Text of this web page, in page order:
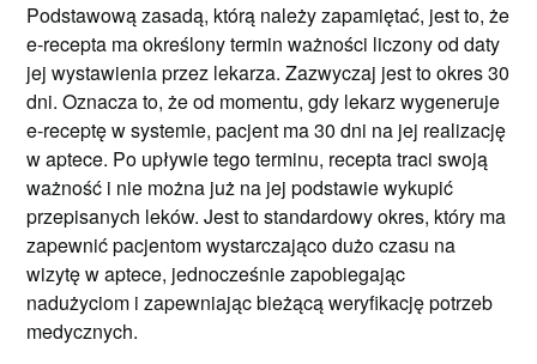
Podstawową zasadą, którą należy zapamiętać, jest to, że
e-recepta ma określony termin ważności liczony od daty
jej wystawienia przez lekarza. Zazwyczaj jest to okres 30
dni. Oznacza to, że od momentu, gdy lekarz wygeneruje
e-receptę w systemie, pacjent ma 30 dni na jej realizację
w aptece. Po upływie tego terminu, recepta traci swoją
ważność i nie można już na jej podstawie wykupić
przepisanych leków. Jest to standardowy okres, który ma
zapewnić pacjentom wystarczająco dużo czasu na
wizytę w aptece, jednocześnie zapobiegając
nadużyciom i zapewniając bieżącą weryfikację potrzeb
medycznych.